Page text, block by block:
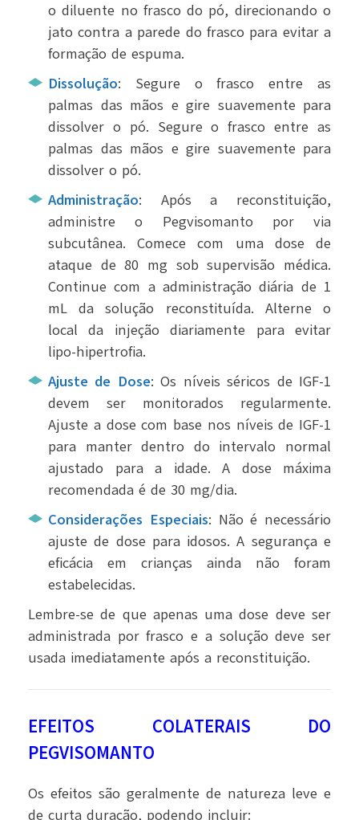
o diluente no frasco do pó, direcionando o
jato contra a parede do frasco para evitar a
formação de espuma.
Dissolução: Segure o frasco entre as
palmas das mãos e gire suavemente para
dissolver o pó. Segure o frasco entre as
palmas das mãos e gire suavemente para
dissolver o pó.
Administração: Após a reconstituição,
administre o Pegvisomanto por via
subcutânea. Comece com uma dose de
ataque de 80 mg sob supervisão médica.
Continue com a administração diária de 1
mL da solução reconstituída. Alterne o
local da injeção diariamente para evitar
lipo-hipertrofia.
Ajuste de Dose: Os níveis séricos de IGF-1
devem ser monitorados regularmente.
Ajuste a dose com base nos níveis de IGF-1
para manter dentro do intervalo normal
ajustado para a idade. A dose máxima
recomendada é de 30 mg/dia.
Considerações Especiais: Não é necessário
ajuste de dose para idosos. A segurança e
eficácia em crianças ainda não foram
estabelecidas.
Lembre-se de que apenas uma dose deve ser
administrada por frasco e a solução deve ser
usada imediatamente após a reconstituição.
EFEITOS COLATERAIS DO
PEGVISOMANTO
Os efeitos são geralmente de natureza leve e
de curta duração, podendo incluir: